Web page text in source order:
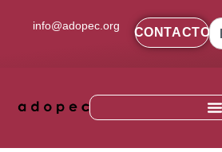
info@adopec.org CONTACTO